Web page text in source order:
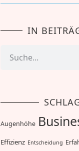
IN
Augenhöhe
Effizienz Entscheidung